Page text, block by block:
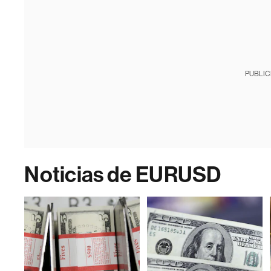
Noticias de EURUSD